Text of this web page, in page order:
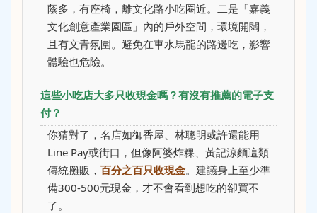
蔭多，有座椅，離文化路小吃圈近。二是「嘉義
文化創意產業園區」內的戶外空間，環境開闊，
且有文青氛圍。避免在車水馬龍的路邊吃，影響
體驗也危險。
這些小吃店大多只收現金嗎？有沒有推薦的電子支
付？
你猜對了，名店如御香屋、林聰明或許還能用
Line Pay或街口，但像阿婆炸粿、黃記涼麵這類
傳統攤販， 百分之百只收現金。建議身上至少準
備300-500元現金，才不會看到想吃的卻買不
了。